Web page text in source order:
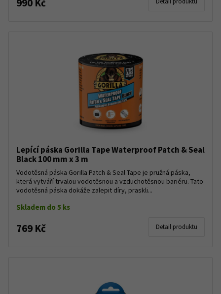
990 Kč
Lepící páska Gorilla Tape Waterproof Patch & Seal
Black 100 mm x 3 m
Vodotěsná páska Gorilla Patch & Seal Tape je pružná páska,
která vytváří trvalou vodotěsnou a vzduchotěsnou bariéru. Tato
vodotěsná páska dokáže zalepit díry, praskli...
Skladem do 5 ks
769 Kč Detail produktu